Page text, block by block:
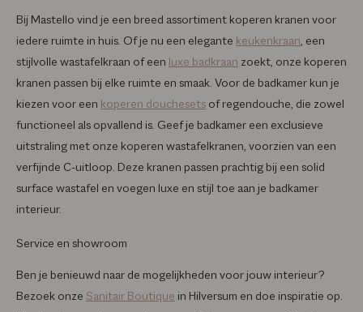
Bij Mastello vind je een breed assortiment koperen kranen voor
iedere ruimte in huis. Of je nu een elegante keukenkraan, een
stijlvolle wastafelkraan of een luxe badkraan zoekt, onze koperen
kranen passen bij elke ruimte en smaak. Voor de badkamer kun je
kiezen voor een koperen douchesets of regendouche, die zowel
functioneel als opvallend is. Geef je badkamer een exclusieve
uitstraling met onze koperen wastafelkranen, voorzien van een
verfijnde C-uitloop. Deze kranen passen prachtig bij een solid
surface wastafel en voegen luxe en stijl toe aan je badkamer
interieur.
Service en showroom
Ben je benieuwd naar de mogelijkheden voor jouw interieur?
Bezoek onze Sanitair Boutique in Hilversum en doe inspiratie op.